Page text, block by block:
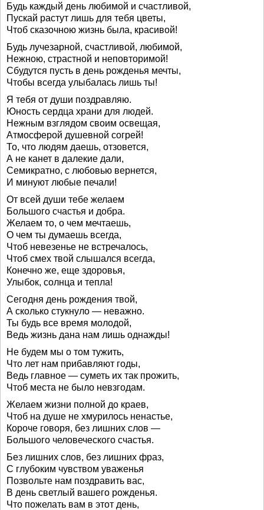
Будь каждый день любимой и счастливой,
Пускай растут лишь для тебя цветы,
Чтоб сказочною жизнь была, красивой!
Будь лучезарной, счастливой, любимой,
Нежною, страстной и неповторимой!
Сбудутся пусть в день рожденья мечты,
Чтобы всегда улыбалась лишь ты!
Я тебя от души поздравляю.
Юность сердца храни для людей.
Нежным взглядом своим освещая,
Атмосферой душевной согрей!
То, что людям даешь, отзовется,
А не канет в далекие дали,
Семикратно, с любовью вернется,
И минуют любые печали!
От всей души тебе желаем
Большого счастья и добра.
Желаем то, о чем мечтаешь,
О чем ты думаешь всегда,
Чтоб невезенье не встречалось,
Чтоб смех твой слышался всегда,
Конечно же, еще здоровья,
Улыбок, солнца и тепла!
Сегодня день рождения твой,
А сколько стукнуло — неважно.
Ты будь все время молодой,
Ведь жизнь дана нам лишь однажды!
Не будем мы о том тужить,
Что лет нам прибавляют годы,
Ведь главное — суметь их так прожить,
Чтоб места не было невзгодам.
Желаем жизни полной до краев,
Чтоб на душе не хмурилось ненастье,
Короче говоря, без лишних слов —
Большого человеческого счастья.
Без лишних слов, без лишних фраз,
С глубоким чувством уваженья
Позвольте нам поздравить вас,
В день светлый вашего рожденья.
Что пожелать вам в этот день,